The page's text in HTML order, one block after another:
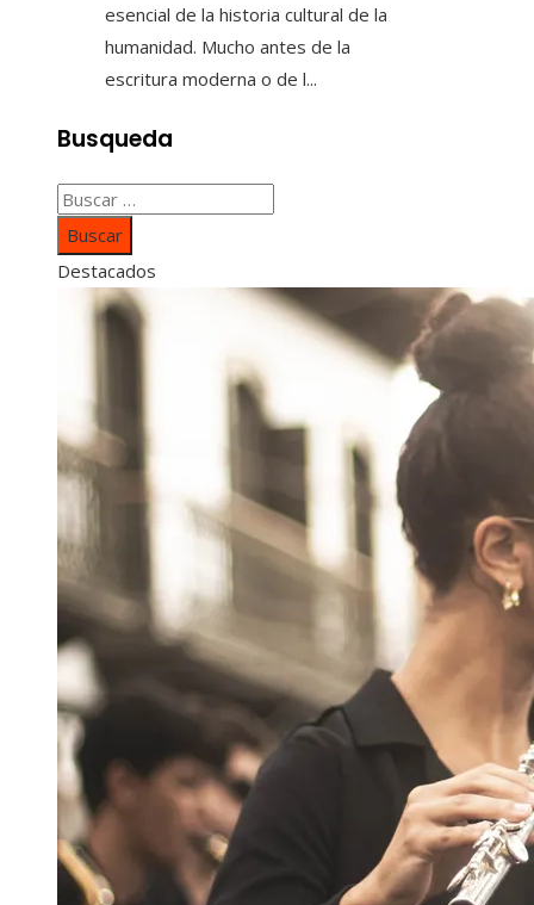
esencial de la historia cultural de la
humanidad. Mucho antes de la
escritura moderna o de l...
Busqueda
Buscar:
Destacados